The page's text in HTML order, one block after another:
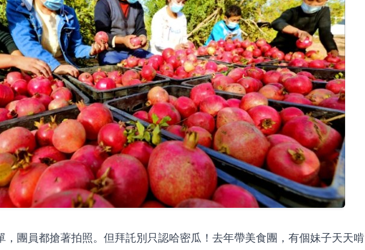
，團員都搶著拍照。但拜託別只認哈密瓜！去年帶美食團，有個妹子天天啃